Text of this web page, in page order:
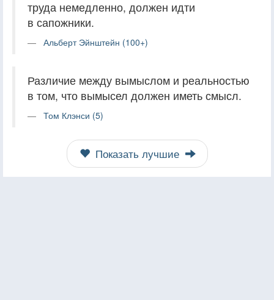
труда немедленно, должен идти
в сапожники.
Альберт Эйнштейн (100+)
Различие между вымыслом и реальностью
в том, что вымысел должен иметь смысл.
Том Клэнси (5)
Показать лучшие